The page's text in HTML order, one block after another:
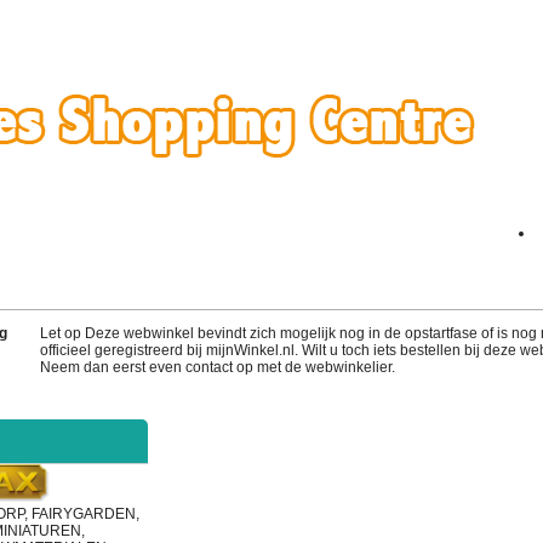
Let op Deze webwinkel bevindt zich mogelijk nog in de opstartfase of is nog
officieel geregistreerd bij mijnWinkel.nl. Wilt u toch iets bestellen bij deze
Neem dan eerst even contact op met de webwinkelier.
FAIRYGARDEN,